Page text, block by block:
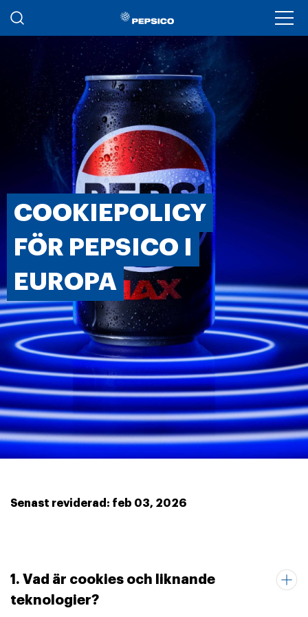
Hoppa till huvudinnehåll
COOKIEPOLICY
FÖR PEPSICO I
EUROPA
Senast reviderad: feb 03, 2026
1. Vad är cookies och liknande
teknologier?